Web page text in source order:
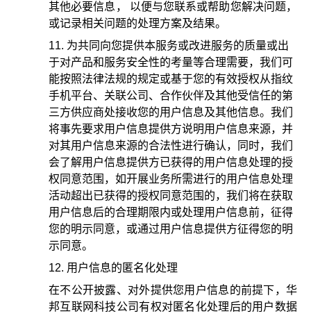
其他必要信息， 以便与您联系或帮助您解决问题，
或记录相关问题的处理方案及结果。
为共同向您提供本服务或改进服务的质量或出
于对产品和服务安全性的考量等合理需要，我们可
能按照法律法规的规定或基于您的有效授权从指纹
手机平台、关联公司、合作伙伴及其他受信任的第
三方供应商处接收您的用户信息及其他信息。我们
将事先要求用户信息提供方说明用户信息来源，并
对其用户信息来源的合法性进行确认，同时，我们
会了解用户信息提供方已获得的用户信息处理的授
权同意范围，如开展业务所需进行的用户信息处理
活动超出已获得的授权同意范围的，我们将在获取
用户信息后的合理期限内或处理用户信息前，征得
您的明示同意，或通过用户信息提供方征得您的明
示同意。
用户信息的匿名化处理
在不公开披露、对外提供您用户信息的前提下，华
邦互联网科技公司有权对匿名化处理后的用户数据